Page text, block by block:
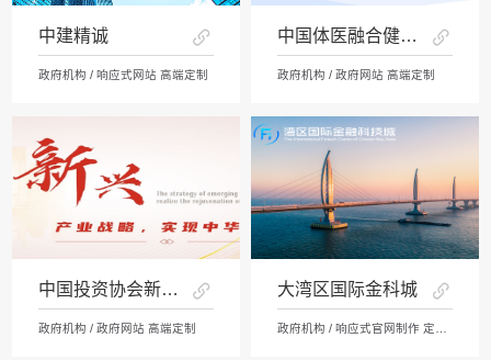
中建精诚
政府机构 / 响应式网站 高端定制
中国体医融合健康网
政府机构 / 政府网站 高端定制
中国投资协会新兴产业中心
政府机构 / 政府网站 高端定制
大湾区国际金科城